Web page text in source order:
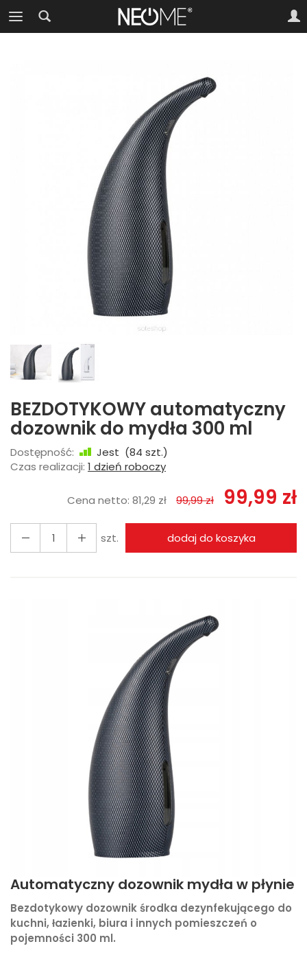
BEZDOTYKOWY automatyczny
dozownik do mydła 300 ml
Dostępność: Jest (84 szt.)
Czas realizacji: 1 dzień roboczy
Cena netto: 81,29 zł 99,99 zł 99,99 zł
szt. dodaj do koszyka
Automatyczny dozownik mydła w płynie
Bezdotykowy dozownik środka dezynfekującego do
kuchni, łazienki, biura i innych pomieszczeń o
pojemności 300 ml.